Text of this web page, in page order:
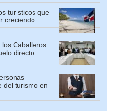
turísticos que
creciendo
los Caballeros
directo
del turismo en